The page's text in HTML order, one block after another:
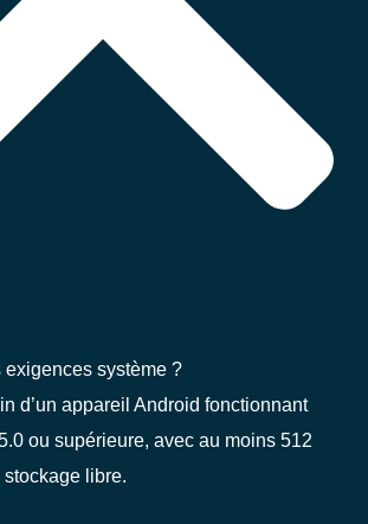
système ?
d’un appareil Android fonctionnant
ou supérieure, avec au moins 512
stockage libre.